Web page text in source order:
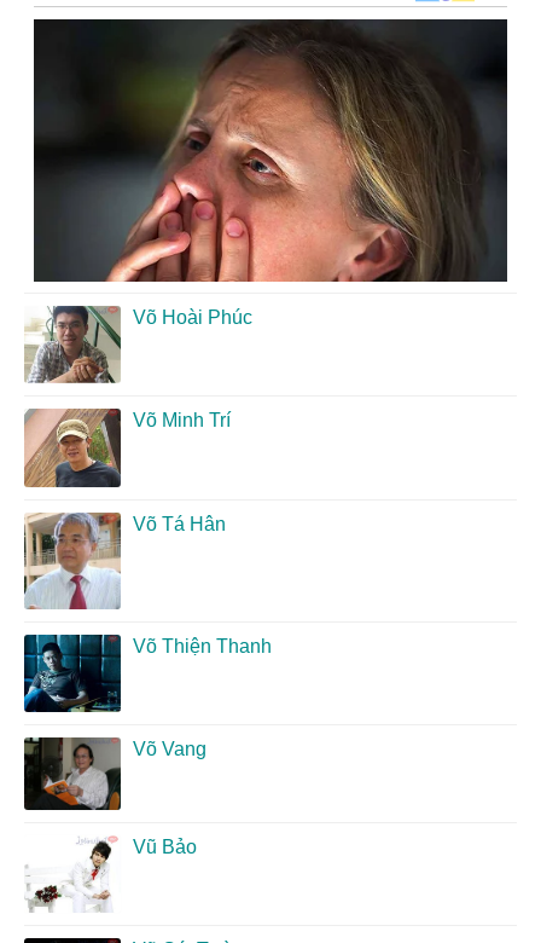
Võ Hoài Phúc
Võ Minh Trí
Võ Tá Hân
Võ Thiện Thanh
Võ Vang
Vũ Bảo